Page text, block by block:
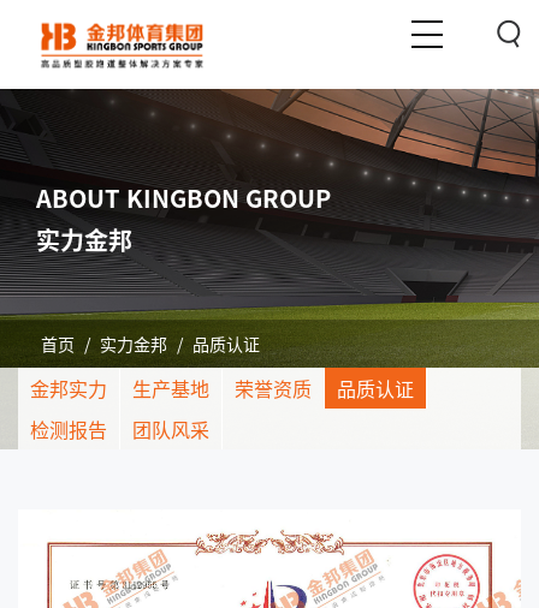
ABOUT KINGBON GROUP
实力金邦
首页 / 实力金邦 / 品质认证
金邦实力 生产基地 荣誉资质
品质认证
检测报告
团队风采